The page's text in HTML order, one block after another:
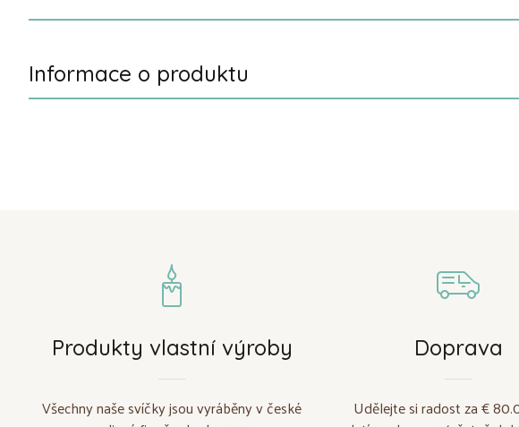
Informace o produktu
Produkty vlastní výroby
Všechny naše svíčky jsou vyráběny v české
Doprava
Udělejte si radost za €